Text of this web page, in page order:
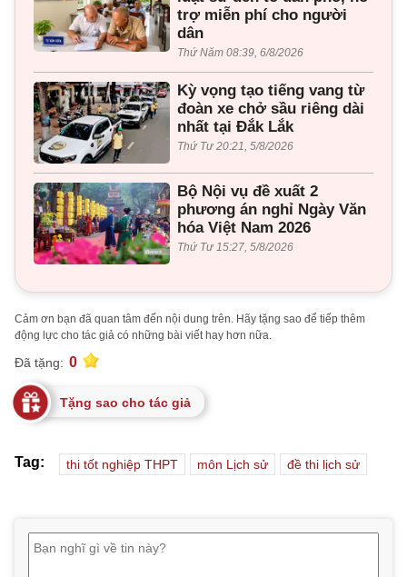
trợ miễn phí cho người
dân
Thứ Năm 08:39, 6/8/2026
Kỳ vọng tạo tiếng vang từ
đoàn xe chở sầu riêng dài
nhất tại Đắk Lắk
Thứ Tư 20:21, 5/8/2026
Bộ Nội vụ đề xuất 2
phương án nghỉ Ngày Văn
hóa Việt Nam 2026
Thứ Tư 15:27, 5/8/2026
Cảm ơn bạn đã quan tâm đến nội dung trên. Hãy tặng sao để tiếp thêm
động lực cho tác giả có những bài viết hay hơn nữa.
Đã tặng: 0
Tặng sao cho tác giả
Tag: thi tốt nghiệp THPT môn Lịch sử đề thi lịch sử